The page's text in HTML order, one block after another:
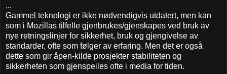
...
Gammel teknologi er ikke nødvendigvis utdatert, men kan
som i Mozillas tilfelle gjenbrukes/gjenskapes ved bruk av
nye retningslinjer for sikkerhet, bruk og gjengivelse av
standarder, ofte som følger av erfaring. Men det er også
dette som gir åpen-kilde prosjekter stabiliteten og
sikkerheten som gjenspeiles ofte i media for tiden.